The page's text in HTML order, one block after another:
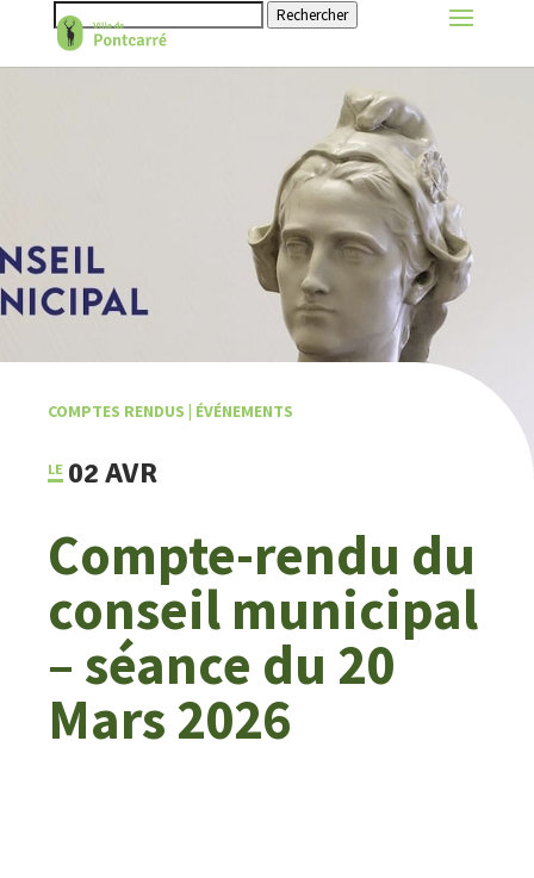
Rechercher
COMPTES RENDUS | ÉVÉNEMENTS
02 AVR
Compte-rendu du
conseil municipal
– séance du 20
Mars 2026